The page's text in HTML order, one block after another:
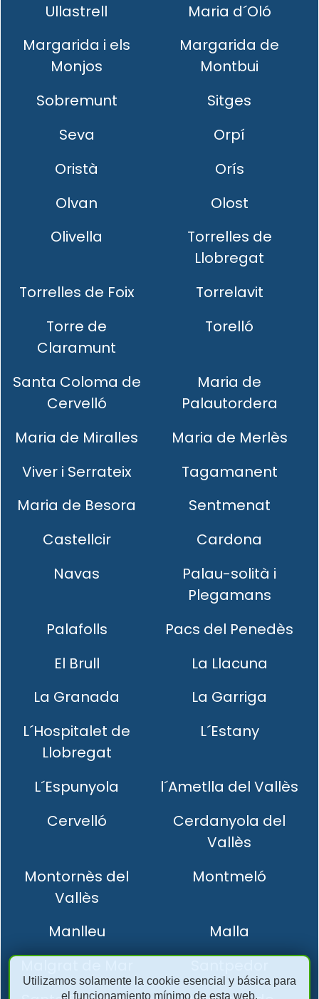
Ullastrell
Maria d´Oló
Margarida i els
Monjos
Margarida de
Montbui
Sobremunt
Sitges
Seva
Orpí
Oristà
Orís
Olvan
Olost
Olivella
Torrelles de
Llobregat
Torrelles de Foix
Torrelavit
Torre de
Claramunt
Torelló
Santa Coloma de
Cervelló
Maria de
Palautordera
Maria de Miralles
Maria de Merlès
Viver i Serrateix
Tagamanent
Maria de Besora
Sentmenat
Castellcir
Cardona
Navas
Palau-solità i
Plegamans
Palafolls
Pacs del Penedès
El Brull
La Llacuna
La Granada
La Garriga
L´Hospitalet de
Llobregat
L´Estany
L´Espunyola
l´Ametlla del Vallès
Cervelló
Cerdanyola del
Vallès
Montornès del
Vallès
Montmeló
Manlleu
Malla
Utilizamos solamente la cookie esencial y básica para
el funcionamiento mínimo de esta web.